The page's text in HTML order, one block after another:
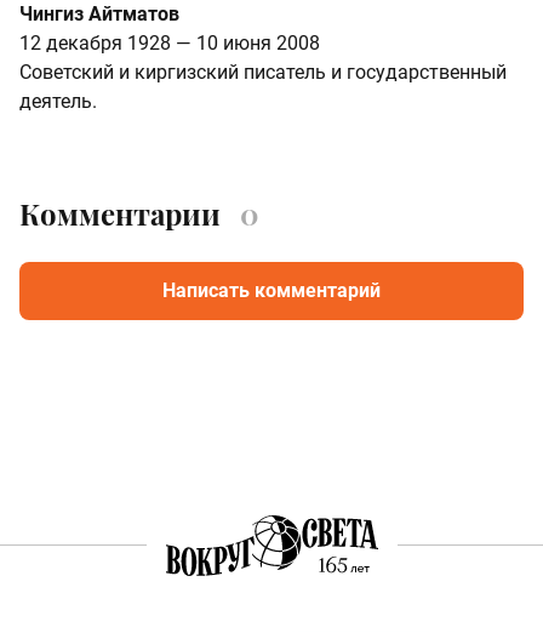
Чингиз Айтматов
12 декабря 1928 — 10 июня 2008
Советский и киргизский писатель и государственный
деятель.
Комментарии 0
Написать комментарий